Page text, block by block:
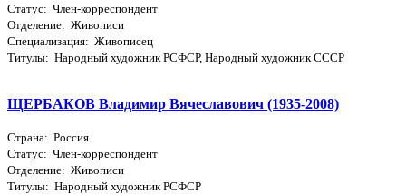
Статус: Член-корреспондент
Отделение: Живописи
Специализация: Живописец
Титулы: Народный художник РСФСР, Народный художник СССР
ЩЕРБАКОВ Владимир Вячеславович (1935-2008)
Страна: Россия
Статус: Член-корреспондент
Отделение: Живописи
Титулы: Народный художник РСФСР